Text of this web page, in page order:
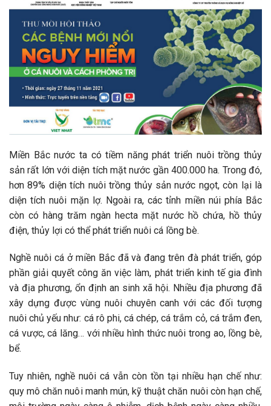
Miền Bắc nước ta có tiềm năng phát triển nuôi trồng thủy
sản rất lớn với diện tích mặt nước gần 400.000 ha. Trong đó,
hơn 89% diện tích nuôi trồng thủy sản nước ngọt, còn lại là
diện tích nuôi mặn lợ. Ngoài ra, các tỉnh miền núi phía Bắc
còn có hàng trăm ngàn hecta mặt nước hồ chứa, hồ thủy
điện, thủy lợi có thể phát triển nuôi cá lồng bè.
Nghề nuôi cá ở miền Bắc đã và đang trên đà phát triển, góp
phần giải quyết công ăn việc làm, phát triển kinh tế gia đình
và địa phương, ổn định an sinh xã hội. Nhiều địa phương đã
xây dựng được vùng nuôi chuyên canh với các đối tượng
nuôi chủ yếu như: cá rô phi, cá chép, cá trắm cỏ, cá trắm đen,
cá vược, cá lăng… với nhiều hình thức nuôi trong ao, lồng bè,
bể.
Tuy nhiên, nghề nuôi cá vẫn còn tồn tại nhiều hạn chế như:
quy mô chăn nuôi manh mún, kỹ thuật chăn nuôi còn hạn chế,